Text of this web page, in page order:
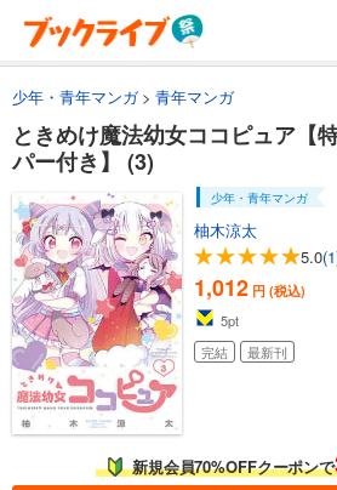
少年・青年マンガ 青年マンガ
ときめけ魔法幼女ココピュア【
パー付き】 (3)
少年・青年マンガ
柚木涼太
5.0
1,012 円 (税込)
5pt
完結
最新刊
新規会員70%OFFクーポンで